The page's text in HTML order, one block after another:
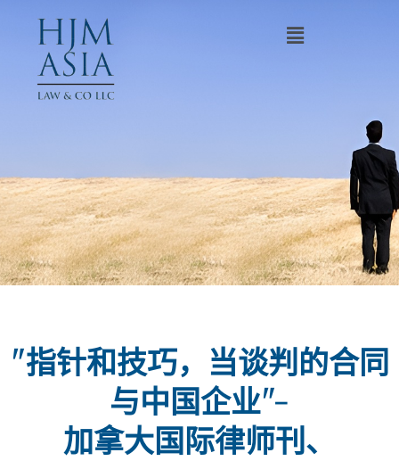
"指针和技巧，当谈判的合同
与中国企业"-
加拿大国际律师刊、